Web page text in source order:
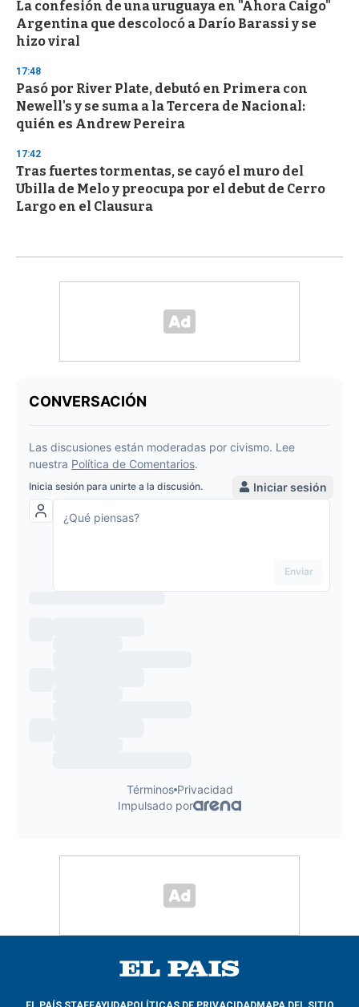
La confesión de una uruguaya en "Ahora Caigo"
Argentina que descolocó a Darío Barassi y se
hizo viral
17:48
Pasó por River Plate, debutó en Primera con
Newell's y se suma a la Tercera de Nacional:
quién es Andrew Pereira
17:42
Tras fuertes tormentas, se cayó el muro del
Ubilla de Melo y preocupa por el debut de Cerro
Largo en el Clausura